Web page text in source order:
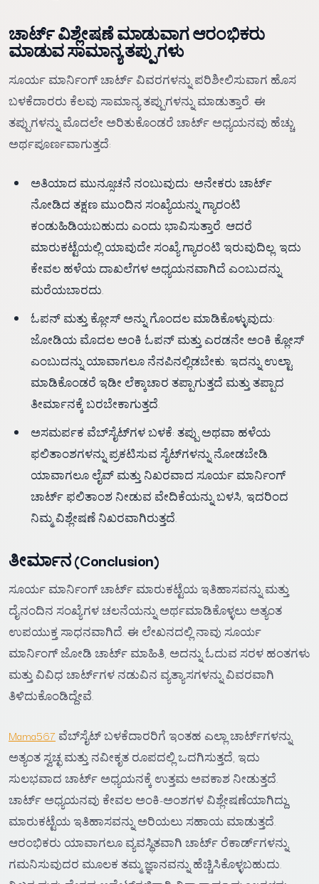
ಚಾರ್ಟ್ ವಿಶ್ಲೇಷಣೆ ಮಾಡುವಾಗ ಆರಂಭಿಕರು
ಮಾಡುವ ಸಾಮಾನ್ಯ ತಪ್ಪುಗಳು
ಸೂರ್ಯ ಮಾರ್ನಿಂಗ್ ಚಾರ್ಟ್ ವಿವರಗಳನ್ನು ಪರಿಶೀಲಿಸುವಾಗ ಹೊಸ
ಬಳಕೆದಾರರು ಕೆಲವು ಸಾಮಾನ್ಯ ತಪ್ಪುಗಳನ್ನು ಮಾಡುತ್ತಾರೆ. ಈ
ತಪ್ಪುಗಳನ್ನು ಮೊದಲೇ ಅರಿತುಕೊಂಡರೆ ಚಾರ್ಟ್ ಅಧ್ಯಯನವು ಹೆಚ್ಚು
ಅರ್ಥಪೂರ್ಣವಾಗುತ್ತದೆ:
ಅತಿಯಾದ ಮುನ್ಸೂಚನೆ ನಂಬುವುದು: ಅನೇಕರು ಚಾರ್ಟ್
ನೋಡಿದ ತಕ್ಷಣ ಮುಂದಿನ ಸಂಖ್ಯೆಯನ್ನು ಗ್ಯಾರಂಟಿ
ಕಂಡುಹಿಡಿಯಬಹುದು ಎಂದು ಭಾವಿಸುತ್ತಾರೆ. ಆದರೆ
ಮಾರುಕಟ್ಟೆಯಲ್ಲಿ ಯಾವುದೇ ಸಂಖ್ಯೆ ಗ್ಯಾರಂಟಿ ಇರುವುದಿಲ್ಲ. ಇದು
ಕೇವಲ ಹಳೆಯ ದಾಖಲೆಗಳ ಅಧ್ಯಯನವಾಗಿದೆ ಎಂಬುದನ್ನು
ಮರೆಯಬಾರದು.
ಓಪನ್ ಮತ್ತು ಕ್ಲೋಸ್ ಅನ್ನು ಗೊಂದಲ ಮಾಡಿಕೊಳ್ಳುವುದು:
ಜೋಡಿಯ ಮೊದಲ ಅಂಕಿ ಓಪನ್ ಮತ್ತು ಎರಡನೇ ಅಂಕಿ ಕ್ಲೋಸ್
ಎಂಬುದನ್ನು ಯಾವಾಗಲೂ ನೆನಪಿನಲ್ಲಿಡಬೇಕು. ಇದನ್ನು ಉಲ್ಟಾ
ಮಾಡಿಕೊಂಡರೆ ಇಡೀ ಲೆಕ್ಕಾಚಾರ ತಪ್ಪಾಗುತ್ತದೆ ಮತ್ತು ತಪ್ಪಾದ
ತೀರ್ಮಾನಕ್ಕೆ ಬರಬೇಕಾಗುತ್ತದೆ.
ಅಸಮರ್ಪಕ ವೆಬ್‌ಸೈಟ್‌ಗಳ ಬಳಕೆ: ತಪ್ಪು ಅಥವಾ ಹಳೆಯ
ಫಲಿತಾಂಶಗಳನ್ನು ಪ್ರಕಟಿಸುವ ಸೈಟ್‌ಗಳನ್ನು ನೋಡಬೇಡಿ.
ಯಾವಾಗಲೂ ಲೈವ್ ಮತ್ತು ನಿಖರವಾದ ಸೂರ್ಯ ಮಾರ್ನಿಂಗ್
ಚಾರ್ಟ್ ಫಲಿತಾಂಶ ನೀಡುವ ವೇದಿಕೆಯನ್ನು ಬಳಸಿ, ಇದರಿಂದ
ನಿಮ್ಮ ವಿಶ್ಲೇಷಣೆ ನಿಖರವಾಗಿರುತ್ತದೆ.
ತೀರ್ಮಾನ (Conclusion)
ಸೂರ್ಯ ಮಾರ್ನಿಂಗ್ ಚಾರ್ಟ್ ಮಾರುಕಟ್ಟೆಯ ಇತಿಹಾಸವನ್ನು ಮತ್ತು
ದೈನಂದಿನ ಸಂಖ್ಯೆಗಳ ಚಲನೆಯನ್ನು ಅರ್ಥಮಾಡಿಕೊಳ್ಳಲು ಅತ್ಯಂತ
ಉಪಯುಕ್ತ ಸಾಧನವಾಗಿದೆ. ಈ ಲೇಖನದಲ್ಲಿ ನಾವು ಸೂರ್ಯ
ಮಾರ್ನಿಂಗ್ ಜೋಡಿ ಚಾರ್ಟ್ ಮಾಹಿತಿ, ಅದನ್ನು ಓದುವ ಸರಳ ಹಂತಗಳು
ಮತ್ತು ವಿವಿಧ ಚಾರ್ಟ್‌ಗಳ ನಡುವಿನ ವ್ಯತ್ಯಾಸಗಳನ್ನು ವಿವರವಾಗಿ
ತಿಳಿದುಕೊಂಡಿದ್ದೇವೆ.
Mama567 ವೆಬ್‌ಸೈಟ್ ಬಳಕೆದಾರರಿಗೆ ಇಂತಹ ಎಲ್ಲಾ ಚಾರ್ಟ್‌ಗಳನ್ನು
ಅತ್ಯಂತ ಸ್ವಚ್ಛ ಮತ್ತು ನವೀಕೃತ ರೂಪದಲ್ಲಿ ಒದಗಿಸುತ್ತದೆ, ಇದು
ಸುಲಭವಾದ ಚಾರ್ಟ್ ಅಧ್ಯಯನಕ್ಕೆ ಉತ್ತಮ ಅವಕಾಶ ನೀಡುತ್ತದೆ.
ಚಾರ್ಟ್ ಅಧ್ಯಯನವು ಕೇವಲ ಅಂಕಿ-ಅಂಶಗಳ ವಿಶ್ಲೇಷಣೆಯಾಗಿದ್ದು,
ಮಾರುಕಟ್ಟೆಯ ಇತಿಹಾಸವನ್ನು ಅರಿಯಲು ಸಹಾಯ ಮಾಡುತ್ತದೆ.
ಆರಂಭಿಕರು ಯಾವಾಗಲೂ ವ್ಯವಸ್ಥಿತವಾಗಿ ಚಾರ್ಟ್ ರೆಕಾರ್ಡ್‌ಗಳನ್ನು
ಗಮನಿಸುವುದರ ಮೂಲಕ ತಮ್ಮ ಜ್ಞಾನವನ್ನು ಹೆಚ್ಚಿಸಿಕೊಳ್ಳಬಹುದು.